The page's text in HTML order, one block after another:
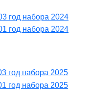
год набора 2024
год набора 2024
год набора 2025
год набора 2025